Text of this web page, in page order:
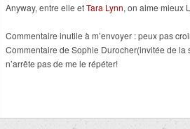
Anyway, entre elle etTara Lynn, on aime mieux
Commentaire inutile à m’envoyer : peux pas
Commentaire de Sophie Durocher(invitée de
n’arrête pas de me le répéter!